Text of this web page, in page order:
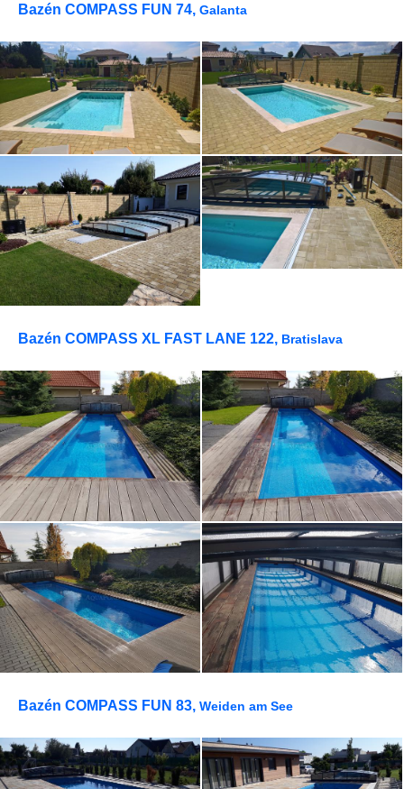
Bazén COMPASS FUN 74, Galanta
Bazén COMPASS XL FAST LANE 122, Bratislava
Bazén COMPASS FUN 83, Weiden am See